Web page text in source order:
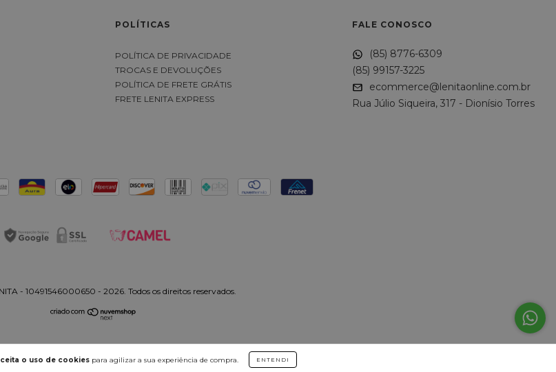
o uso de cookies para agilizar a sua experiência de compra. ENTENDI
POLÍTICAS
POLÍTICA DE PRIVACIDADE
TROCAS E DEVOLUÇÕES
POLÍTICA DE FRETE GRÁTIS
FRETE LENITA EXPRESS
FALE CONOSCO
(85) 8776-6309
(85) 99157-3225
ecommerce@lenitaonline.com.br
Rua Júlio Siqueira, 317 - Dionísio Torres
- 10491546000650 - 2026. Todos os direitos reservados.